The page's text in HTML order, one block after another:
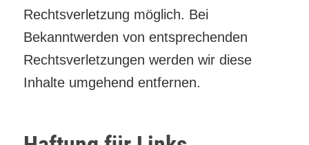
Rechtsverletzung möglich. Bei
Bekanntwerden von entsprechenden
Rechtsverletzungen werden wir diese
Inhalte umgehend entfernen.